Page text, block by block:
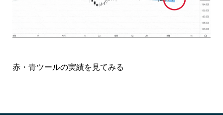
赤・青ツールの実績を見てみる